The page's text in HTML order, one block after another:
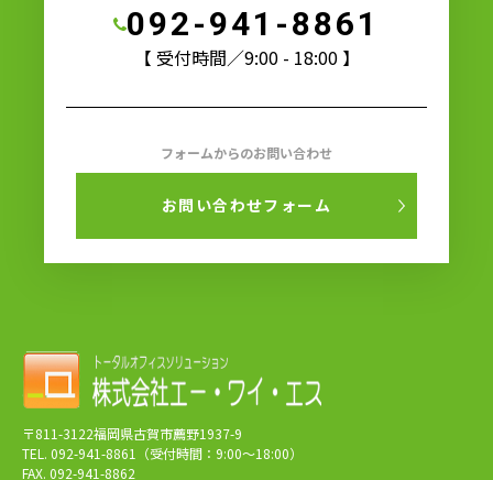
092-941-8861
【 受付時間／9:00 - 18:00 】
フォームからのお問い合わせ
お問い合わせフォーム
〒811-3122福岡県古賀市薦野1937-9
TEL. 092-941-8861（受付時間：9:00～18:00）
FAX. 092-941-8862